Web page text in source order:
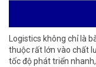
Logistics không chỉ là
thuộc rất lớn vào chất
tốc độ phát triển